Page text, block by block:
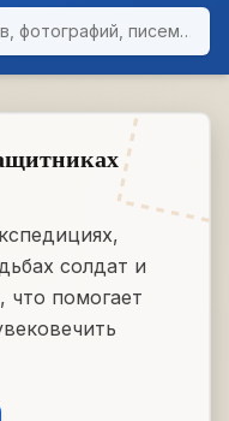
солдат и
что помогает